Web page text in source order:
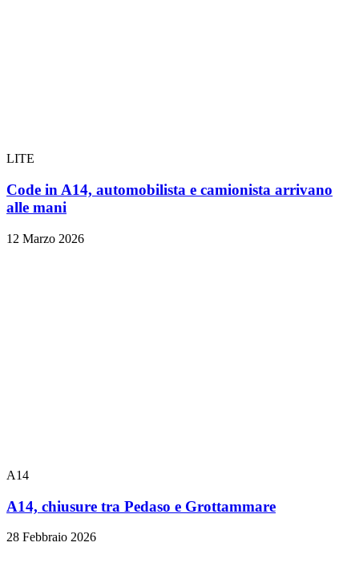
LITE
Code in A14, automobilista e camionista arrivano
alle mani
12 Marzo 2026
A14
A14, chiusure tra Pedaso e Grottammare
28 Febbraio 2026